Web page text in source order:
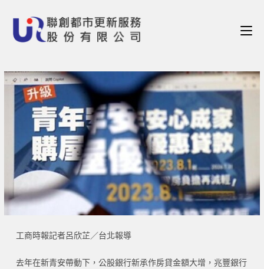
工商時報記者呂欣芷／台北報導
去年在新青安帶動下，公股銀行新承作房貸金額大增，兆豐銀行